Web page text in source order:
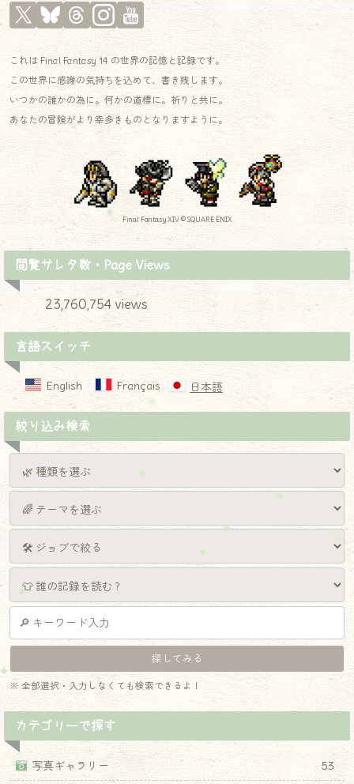
これは Final Fantasy 14 の世界の記憶と記録です。
この世界に感謝の気持ちを込めて、書き残します。
いつかの誰かの為に。何かの道標に。祈りと共に。
あなたの冒険がより幸多きものとなりますように。
Final Fantasy XIV © SQUARE ENIX
閲覧サレタ数・Page Views
23,760,754 views
言語スイッチ
English Français 日本語
絞り込み検索
※ 全部選択・入力しなくても検索できるよ！
カテゴリーで探す
写真ギャラリー
53